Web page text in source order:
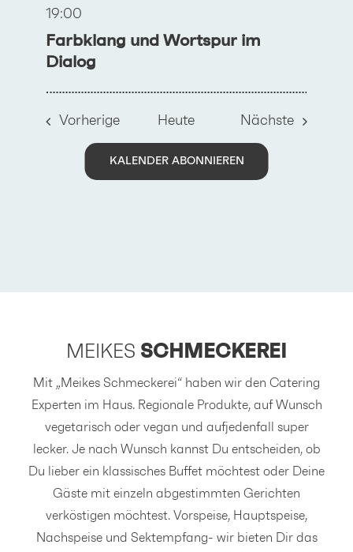
Farbklang und Wortspur im
Dialog
19:00
VorherigeVeranstaltungen
Heute Nächste
KALENDER ABONNIEREN
MEIKES SCHMECKEREI
Mit „Meikes Schmeckerei“ haben wir den Catering
Experten im Haus. Regionale Produkte, auf Wunsch
vegetarisch oder vegan und aufjedenfall super
lecker. Je nach Wunsch kannst Du entscheiden, ob
Du lieber ein klassisches Buffet möchtest oder Deine
Gäste mit einzeln abgestimmten Gerichten
verköstigen möchtest. Vorspeise, Hauptspeise,
Nachspeise und Sektempfang- wir bieten Dir das